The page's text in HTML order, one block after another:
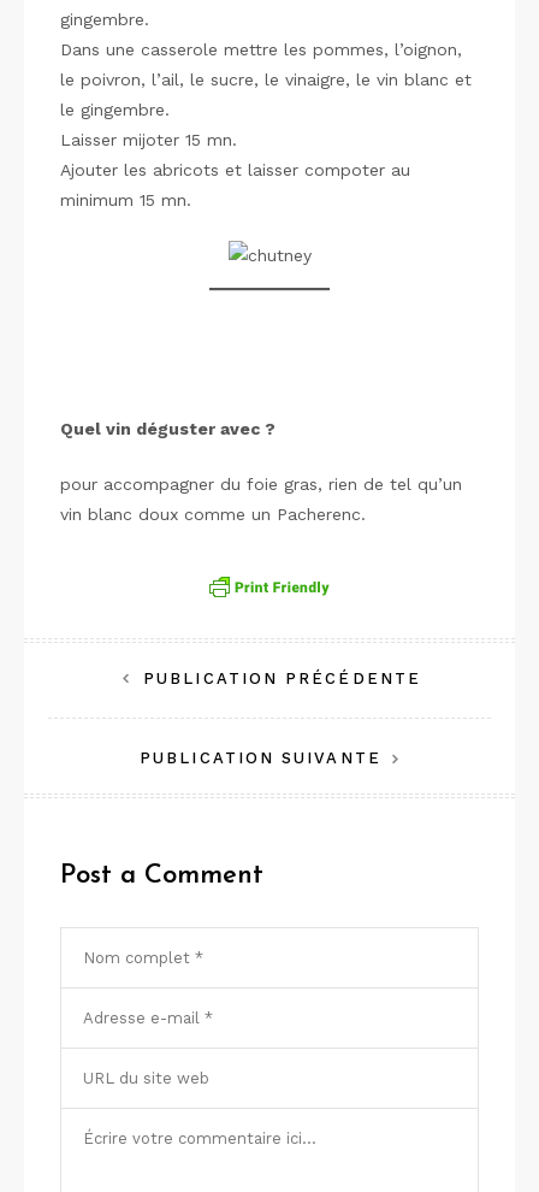
gingembre.
Dans une casserole mettre les pommes, l’oignon,
le poivron, l’ail, le sucre, le vinaigre, le vin blanc et
le gingembre.
Laisser mijoter 15 mn.
Ajouter les abricots et laisser compoter au
minimum 15 mn.
Quel vin déguster avec ?
pour accompagner du foie gras, rien de tel qu’un
vin blanc doux comme un Pacherenc.
Navigation
de
l’article
PUBLICATION PRÉCÉDENTE
PUBLICATION SUIVANTE
Post a Comment